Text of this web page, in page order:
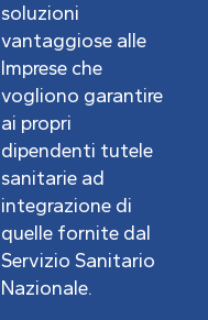
soluzioni
vantaggiose alle
Imprese che
vogliono garantire
ai propri
dipendenti tutele
sanitarie ad
integrazione di
quelle fornite dal
Servizio Sanitario
Nazionale.